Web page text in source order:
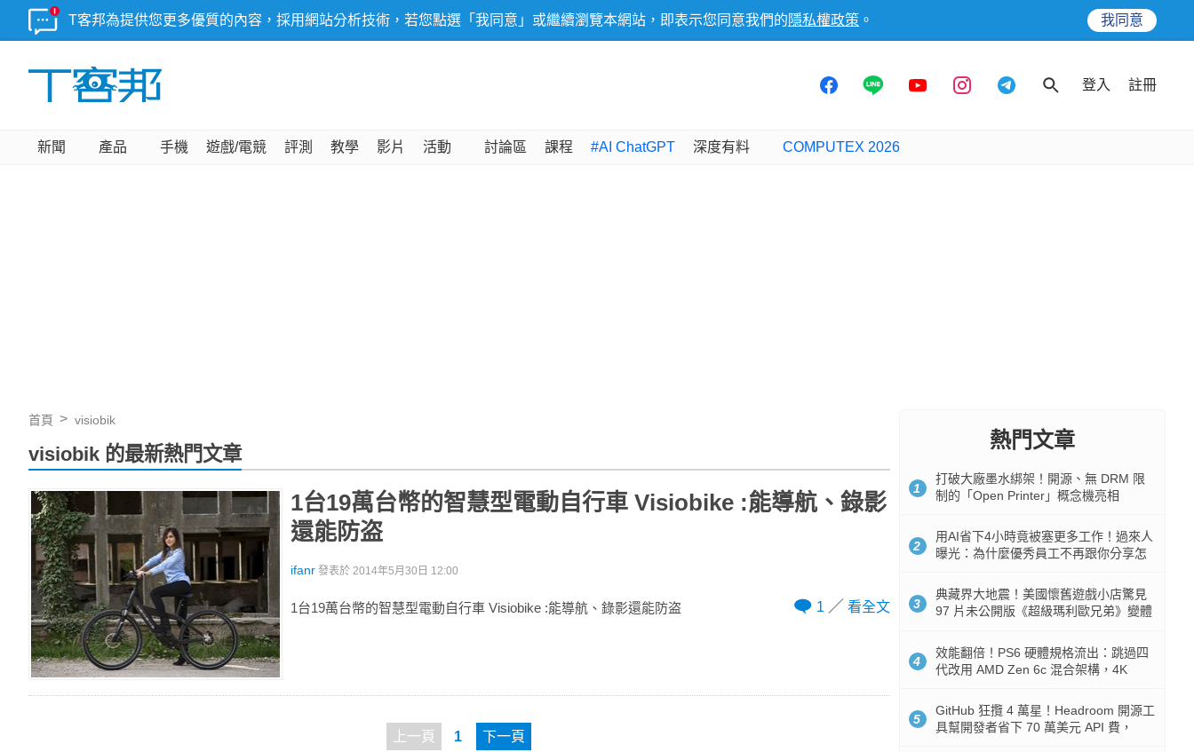
T客邦為提供您更多優質的內容，採用網站分析技術，若您點選「我同意」或繼續瀏覽本網站，即表示您同意我們的 隱私權政策 。 我同意
登入 註冊
新聞 產品 手機 遊戲/電競 評測 教學 影片 活動 討論區 課程 #AI ChatGPT 深度有料 COMPUTEX 2026
首頁 visiobik
visiobik 的最新熱門文章
1台19萬台幣的智慧型電動自行車 Visiobike :能導航、錄影
還能防盗
ifanr 發表於 2014年5月30日 12:00
1台19萬台幣的智慧型電動自行車 Visiobike :能導航、錄影還能防盗 1 看全文
上一頁 1 下一頁
熱門文章
1
打破大廠墨水綁架！開源、無 DRM 限
制的「Open Printer」概念機亮相
2
用AI省下4小時竟被塞更多工作！過來人
曝光：為什麼優秀員工不再跟你分享怎
3
典藏界大地震！美國懷舊遊戲小店驚見
97 片未公開版《超級瑪利歐兄弟》變體
4
效能翻倍！PS6 硬體規格流出：跳過四
代改用 AMD Zen 6c 混合架構，4K
5
GitHub 狂攬 4 萬星！Headroom 開源工
具幫開發者省下 70 萬美元 API 費，